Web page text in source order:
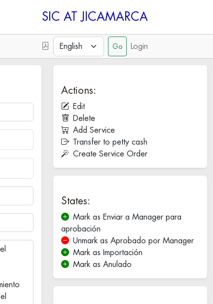
SIC
Login
Actions:
Edit
Delete
Add Service
Transfer to petty cash
Create Service Order
States:
Mark as Enviar a Manager para
aprobación
Unmark as Aprobado por Manager
Mark as Importación
Mark as Anulado